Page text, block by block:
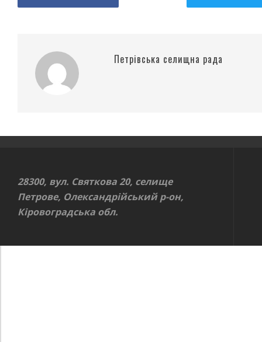
Петрівська селищна рада
28300, вул. Святкова 20, селище
Петрове, Олександрійський р-он,
Кіровоградська обл.